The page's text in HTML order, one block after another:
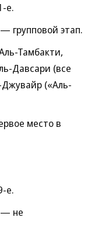
е.
— групповой этап.
Тамбакти,
Давсари (все
(«Аль-
место в
е.
— не